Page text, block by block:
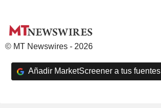
© MT Newswires - 2026
Añadir MarketScreener a tus fuentes